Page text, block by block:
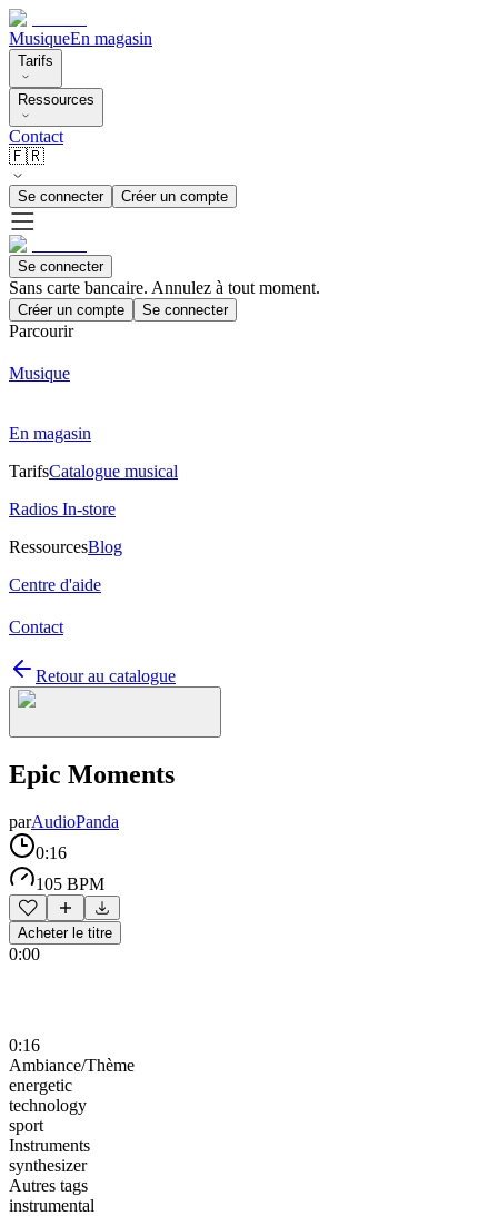
MusiqueEn magasin
Tarifs
Ressources
Contact
🇫🇷
Se connecter Créer un compte
Se connecter
Sans carte bancaire. Annulez à tout moment.
Créer un compte Se connecter
Parcourir
Musique
En magasin
TarifsCatalogue musical
Radios In-store
RessourcesBlog
Centre d'aide
Contact
Retour au catalogue
Epic Moments
parAudioPanda
0:16
105 BPM
Acheter le titre
0:00
0:16
Ambiance/Thème
energetic
technology
sport
Instruments
synthesizer
Autres tags
instrumental